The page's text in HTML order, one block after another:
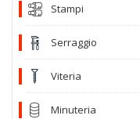
Stampi
Serraggio
Viteria
Minuteria